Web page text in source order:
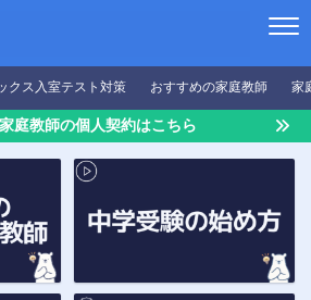
クス入室テスト対策 おすすめの家庭教師 家
庭教師の個人契約はこちら